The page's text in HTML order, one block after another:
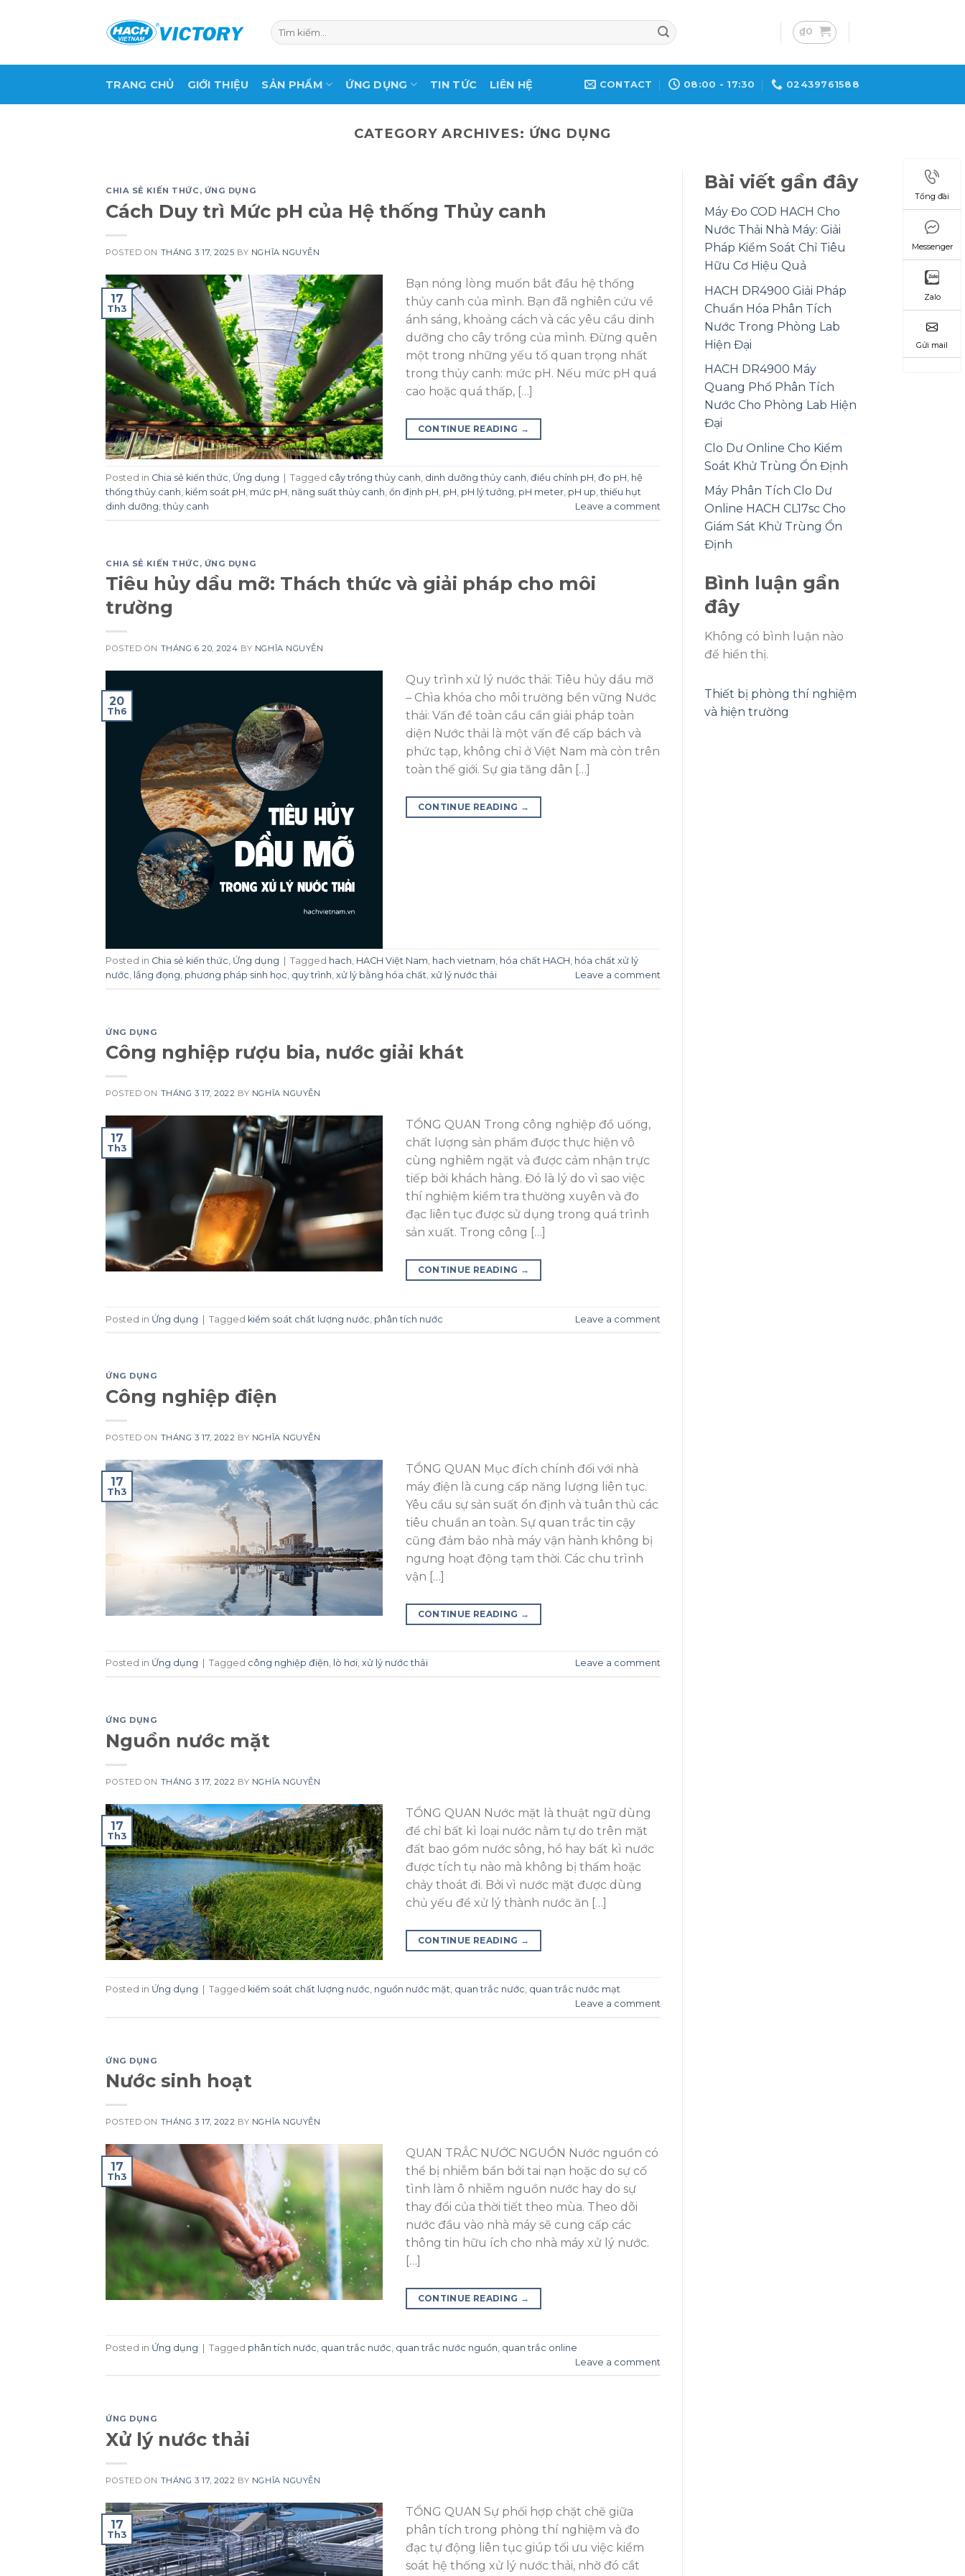
Tìm
kiếm:
₫0
TRANG CHỦ GIỚI THIỆU SẢN PHẨM ỨNG DỤNG TIN TỨC LIÊN HỆ CONTACT 08:00 - 17:30 02439761588
CATEGORY ARCHIVES: ỨNG DỤNG
CHIA SẺ KIẾN THỨC, ỨNG DỤNG
Cách Duy trì Mức pH của Hệ thống Thủy canh
POSTED ON THÁNG 3 17, 2025 BY NGHĨA NGUYỄN
17
Th3
Bạn nóng lòng muốn bắt đầu hệ thống
thủy canh của mình. Bạn đã nghiên cứu về
ánh sáng, khoảng cách và các yêu cầu dinh
dưỡng cho cây trồng của mình. Đừng quên
một trong những yếu tố quan trọng nhất
trong thủy canh: mức pH. Nếu mức pH quá
cao hoặc quá thấp, […]
CONTINUE READING →
Posted in Chia sẻ kiến thức, Ứng dụng Tagged cây trồng thủy canh, dinh dưỡng thủy canh, điều chỉnh pH, đo pH, hệ
thống thủy canh, kiểm soát pH, mức pH, năng suất thủy canh, ổn định pH, pH, pH lý tưởng, pH meter, pH up,thiếu hụt
dinh dưỡng,thủy canh Leave a comment
CHIA SẺ KIẾN THỨC, ỨNG DỤNG
Tiêu hủy dầu mỡ: Thách thức và giải pháp cho môi
trường
POSTED ON THÁNG 6 20, 2024 BY NGHĨA NGUYỄN
20
Th6
Quy trình xử lý nước thải: Tiêu hủy dầu mỡ
– Chìa khóa cho môi trường bền vững Nước
thải: Vấn đề toàn cầu cần giải pháp toàn
diện Nước thải là một vấn đề cấp bách và
phức tạp, không chỉ ở Việt Nam mà còn trên
toàn thế giới. Sự gia tăng dân […]
CONTINUE READING →
Posted in Chia sẻ kiến thức, Ứng dụng Tagged hach, HACH Việt Nam, hach vietnam, hóa chất HACH, hóa chất xử lý
nước, lắng đọng, phương pháp sinh học, quy trình, xử lý bằng hóa chất, xử lý nước thải Leave a comment
ỨNG DỤNG
Công nghiệp rượu bia, nước giải khát
POSTED ON THÁNG 3 17, 2022 BY NGHĨA NGUYỄN
17
Th3
TỔNG QUAN Trong công nghiệp đồ uống,
chất lượng sản phẩm được thực hiện vô
cùng nghiêm ngặt và được cảm nhận trực
tiếp bởi khách hàng. Đó là lý do vì sao việc
thí nghiệm kiểm tra thường xuyên và đo
đạc liên tục được sử dụng trong quá trình
sản xuất. Trong công […]
CONTINUE READING →
Posted in Ứng dụng | Tagged kiểm soát chất lượng nước phân tích nước Leave a comment
ỨNG DỤNG
Công nghiệp điện
POSTED ON THÁNG 3 17, 2022 BY NGHĨA NGUYỄN
17
Th3
TỔNG QUAN Mục đích chính đối với nhà
máy điện là cung cấp năng lượng liên tục.
Yêu cầu sự sản suất ổn định và tuân thủ các
tiêu chuẩn an toàn. Sự quan trắc tin cậy
cũng đảm bảo nhà máy vận hành không bị
ngưng hoạt động tạm thời. Các chu trình
vận […]
CONTINUE READING →
Posted in Ứng dụng Tagged công nghiệp điện, lò hơi, xử lý nước thải Leave a comment
ỨNG DỤNG
Nguồn nước mặt
POSTED ON THÁNG 3 17, 2022 BY NGHĨA NGUYỄN
17
Th3
TỔNG QUAN Nước mặt là thuật ngữ dùng
để chỉ bất kì loại nước nằm tự do trên mặt
đất bao gồm nước sông, hồ hay bất kì nước
được tích tụ nào mà không bị thấm hoặc
chảy thoát đi. Bởi vì nước mặt được dùng
chủ yếu để xử lý thành nước ăn […]
CONTINUE READING →
Posted in Ứng dụng Tagged kiểm soát chất lượng nước, nguồn nước mặt, quan trắc nước, quan trắc nước mạt
Leave a comment
ỨNG DỤNG
Nước sinh hoạt
POSTED ON THÁNG 3 17, 2022 BY NGHĨA NGUYỄN
17
Th3
QUAN TRẮC NƯỚC NGUỒN Nước nguồn có
thể bị nhiễm bẩn bởi tai nạn hoặc do sự cố
tình làm ô nhiễm nguồn nước hay do sự
thay đổi của thời tiết theo mùa. Theo dõi
nước đầu vào nhà máy sẽ cung cấp các
thông tin hữu ích cho nhà máy xử lý nước.
[…]
CONTINUE READING →
Posted in Ứng dụng | Tagged phân tích nước quan trắc nước quan trắc nước nguồn quan trắc online
Leave a comment
ỨNG DỤNG
Xử lý nước thải
POSTED ON THÁNG 3 17, 2022 BY NGHĨA NGUYỄN
17
Th3
TỔNG QUAN Sự phối hợp chặt chẽ giữa
phân tích trong phòng thí nghiệm và đo
đạc tự động liên tục giúp tối ưu việc kiểm
soát hệ thống xử lý nước thải, nhờ đó cắt
Bài viết gần đây
Máy Đo COD HACH Cho
Nước Thải Nhà Máy: Giải
Pháp Kiểm Soát Chỉ Tiêu
Hữu Cơ Hiệu Quả
HACH DR4900 Giải Pháp
Chuẩn Hóa Phân Tích
Nước Trong Phòng Lab
Hiện Đại
HACH DR4900 Máy
Quang Phổ Phân Tích
Nước Cho Phòng Lab Hiện
Đại
Clo Dư Online Cho Kiểm
Soát Khử Trùng Ổn Định
Máy Phân Tích Clo Dư
Online HACH CL17sc Cho
Giám Sát Khử Trùng Ổn
Định
Bình luận gần
đây
Không có bình luận nào
để hiển thị.
Thiết bị phòng thí nghiệm
và hiện trường
Tổng đài
Messenger
Zalo
Gửi mail